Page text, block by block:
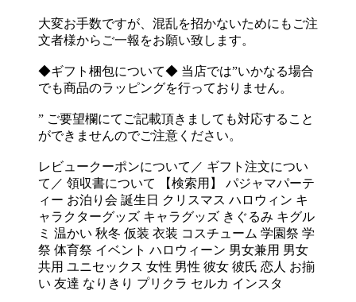
大変お手数ですが、混乱を招かないためにもご注
文者様からご一報をお願い致します。
◆ギフト梱包について◆ 当店では”いかなる場合
でも商品のラッピングを行っておりません。
” ご要望欄にてご記載頂きましても対応すること
ができませんのでご注意ください。
レビュークーポンについて／ ギフト注文につい
て／ 領収書について 【検索用】 パジャマパーテ
ィー お泊り会 誕生日 クリスマス ハロウィン キ
ャラクターグッズ キャラグッズ きぐるみ キグル
ミ 温かい 秋冬 仮装 衣装 コスチューム 学園祭 学
祭 体育祭 イベント ハロウィーン 男女兼用 男女
共用 ユニセックス 女性 男性 彼女 彼氏 恋人 お揃
い 友達 なりきり プリクラ セルカ インスタ